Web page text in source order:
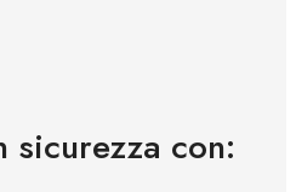
sicurezza con: